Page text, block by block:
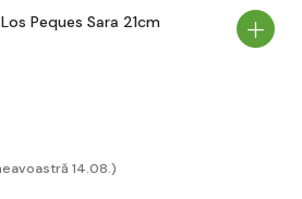
Peques Sara 21cm
14.08.)